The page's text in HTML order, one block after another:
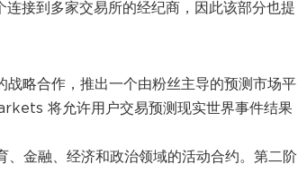
接到多家交易所的经纪商，因此该部分也提
略合作，推出一个由粉丝主导的预测市场平
将允许用户交易预测现实世界事件结果
金融、经济和政治领域的活动合约。第二阶